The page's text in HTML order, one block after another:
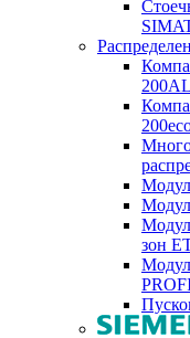
200AL
зон